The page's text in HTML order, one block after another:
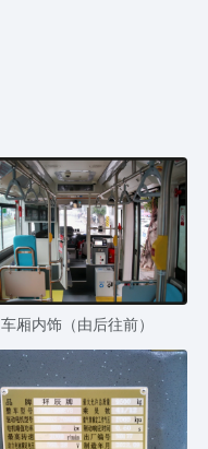
车厢内饰（由后往前）